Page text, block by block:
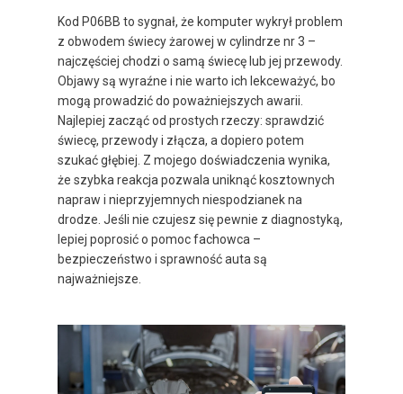
Kod P06BB to sygnał, że komputer wykrył problem
z obwodem świecy żarowej w cylindrze nr 3 –
najczęściej chodzi o samą świecę lub jej przewody.
Objawy są wyraźne i nie warto ich lekceważyć, bo
mogą prowadzić do poważniejszych awarii.
Najlepiej zacząć od prostych rzeczy: sprawdzić
świecę, przewody i złącza, a dopiero potem
szukać głębiej. Z mojego doświadczenia wynika,
że szybka reakcja pozwala uniknąć kosztownych
napraw i nieprzyjemnych niespodzianek na
drodze. Jeśli nie czujesz się pewnie z diagnostyką,
lepiej poprosić o pomoc fachowca –
bezpieczeństwo i sprawność auta są
najważniejsze.